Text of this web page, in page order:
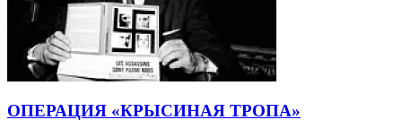
ОПЕРАЦИЯ «КРЫСИНАЯ ТРОПА»